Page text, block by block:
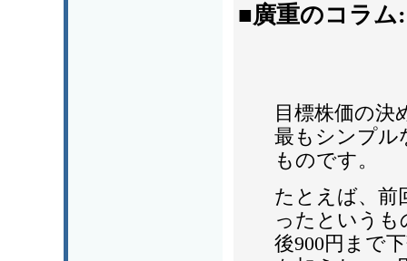
■廣重のコラム
目標株価の決
最もシンプル
ものです。
たとえば、前
ったというも
後900円まで